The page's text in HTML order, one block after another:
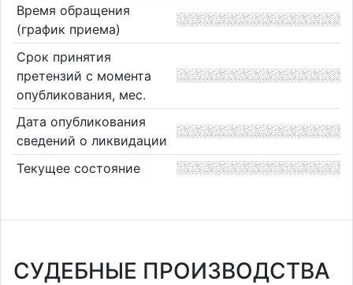
Время обращения
(график приема)
Срок принятия
претензий с момента
опубликования, мес.
Дата опубликования
сведений о ликвидации
Текущее состояние
СУДЕБНЫЕ ПРОИЗВОДСТВА